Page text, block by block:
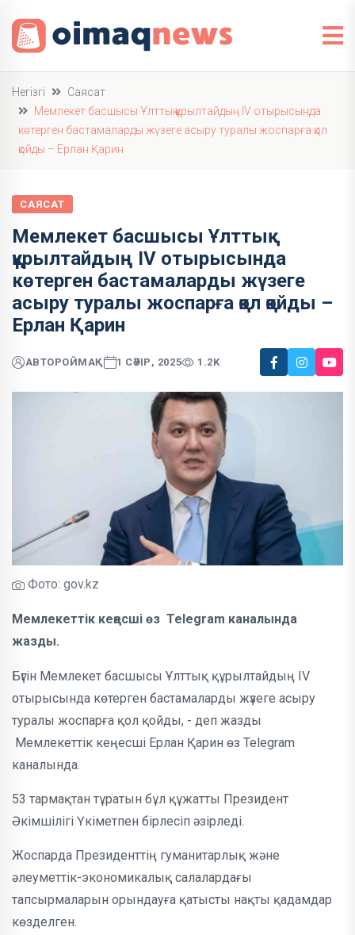
Негізгі
Саясат
Мемлекет басшысы Ұлттық құрылтайдың IV отырысында
көтерген бастамаларды жүзеге асыру туралы жоспарға қол
қойды – Ерлан Қарин
САЯСАТ
Мемлекет басшысы Ұлттық
құрылтайдың IV отырысында
көтерген бастамаларды жүзеге
асыру туралы жоспарға қол қойды –
Ерлан Қарин
АВТОРОЙМАҚ 1 СӘУІР, 2025 1.2K
Фото: gov.kz
Мемлекеттік кеңесші өз Telegram каналында
жазды.
Бүгін Мемлекет басшысы Ұлттық құрылтайдың IV
отырысында көтерген бастамаларды жүзеге асыру
туралы жоспарға қол қойды, - деп жазды
Мемлекеттік кеңесші Ерлан Қарин өз Telegram
каналында.
53 тармақтан тұратын бұл құжатты Президент
Әкімшілігі Үкіметпен бірлесіп әзірледі.
Жоспарда Президенттің гуманитарлық және
әлеуметтік-экономикалық салалардағы
тапсырмаларын орындауға қатысты нақты қадамдар
көзделген.